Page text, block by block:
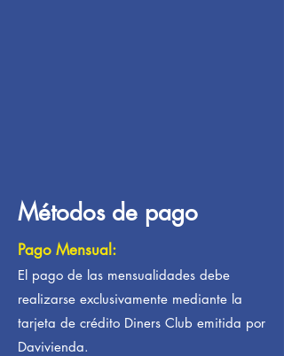
Métodos de pago
Pago Mensual:
El pago de las mensualidades debe
realizarse exclusivamente mediante la
tarjeta de crédito Diners Club emitida por
Davivienda.